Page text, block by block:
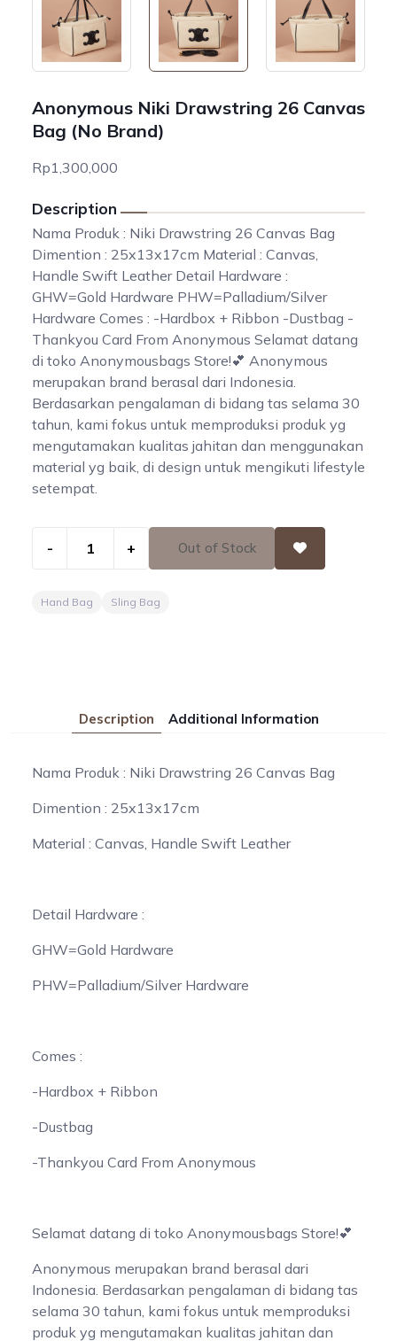
Anonymous Niki Drawstring 26 Canvas
Bag (No Brand)
Rp1,300,000
Description
Nama Produk : Niki Drawstring 26 Canvas Bag
Dimention : 25x13x17cm Material : Canvas,
Handle Swift Leather Detail Hardware :
GHW=Gold Hardware PHW=Palladium/Silver
Hardware Comes : -Hardbox + Ribbon -Dustbag -
Thankyou Card From Anonymous Selamat datang
di toko Anonymousbags Store!💕 Anonymous
merupakan brand berasal dari Indonesia.
Berdasarkan pengalaman di bidang tas selama 30
tahun, kami fokus untuk memproduksi produk yg
mengutamakan kualitas jahitan dan menggunakan
material yg baik, di design untuk mengikuti lifestyle
setempat.
- + Out of Stock
Hand Bag Sling Bag
Description Additional Information
Nama Produk : Niki Drawstring 26 Canvas Bag
Dimention : 25x13x17cm
Material : Canvas, Handle Swift Leather
Detail Hardware :
GHW=Gold Hardware
PHW=Palladium/Silver Hardware
Comes :
-Hardbox + Ribbon
-Dustbag
-Thankyou Card From Anonymous
Selamat datang di toko Anonymousbags Store!💕
Anonymous merupakan brand berasal dari
Indonesia. Berdasarkan pengalaman di bidang tas
selama 30 tahun, kami fokus untuk memproduksi
produk yg mengutamakan kualitas jahitan dan